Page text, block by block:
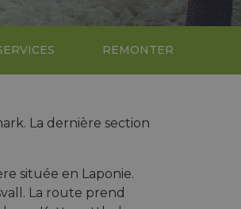
REMONTER
La dernière section
située en Laponie.
La route prend